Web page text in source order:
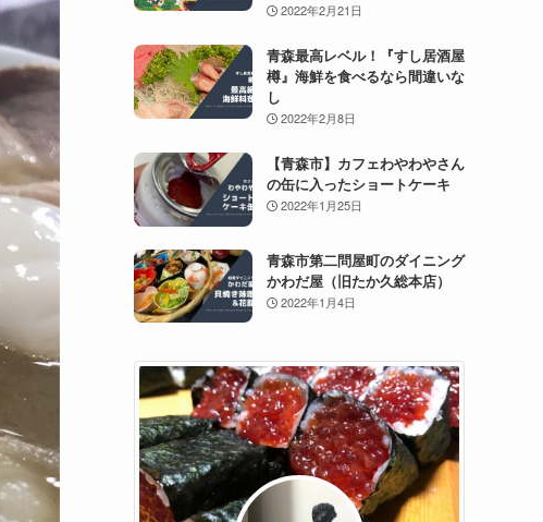
2022年2月21日
青森最高レベル！『すし居酒屋
樽』海鮮を食べるなら間違いな
し
2022年2月8日
【青森市】カフェわやわやさん
の缶に入ったショートケーキ
2022年1月25日
青森市第二問屋町のダイニング
かわだ屋（旧たか久総本店）
2022年1月4日